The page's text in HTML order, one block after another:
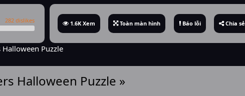
282 dislikes 1.6K Xem Toàn màn hình Báo lỗi Chia sẻ
Puzzle
Halloween Puzzle »